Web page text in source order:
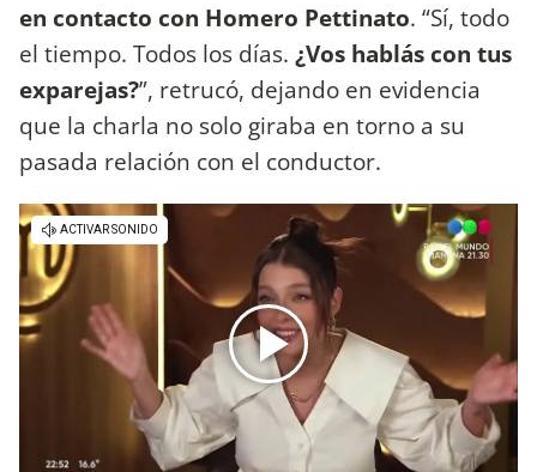
en contacto con Homero Pettinato. “Sí, todo
el tiempo. Todos los días. ¿Vos hablás con tus
exparejas?”, retrucó, dejando en evidencia
que la charla no solo giraba en torno a su
pasada relación con el conductor.